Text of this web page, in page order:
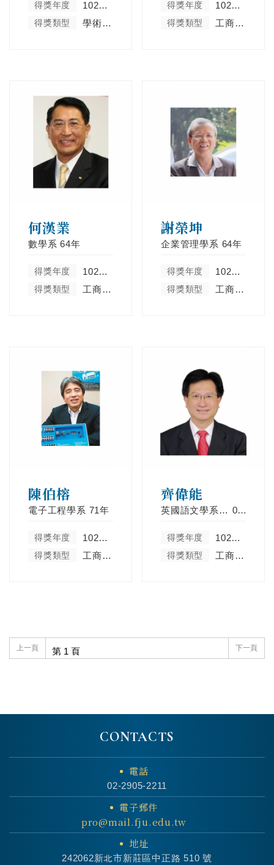
得獎年度 102學年度
得獎類型 學術卓越類
得獎年度 102學年度
得獎類型 工商菁英類
何漢業
數學系 64年
得獎年度 102學年度
得獎類型 工商菁英類
謝榮坤
企業管理學系 64年
得獎年度 102學年度
得獎類型 工商菁英類
陳伯榕
電子工程學系 71年
得獎年度 102學年度
得獎類型 工商菁英類
齊偉能
英國語文學系(進) 0年
得獎年度 102學年度
得獎類型 工商菁英類
上一頁 下一頁
CONTACTS
電話
02-2905-2211
電子郵件
pro@mail.fju.edu.tw
地址
242062新北市新莊區中正路 510 號